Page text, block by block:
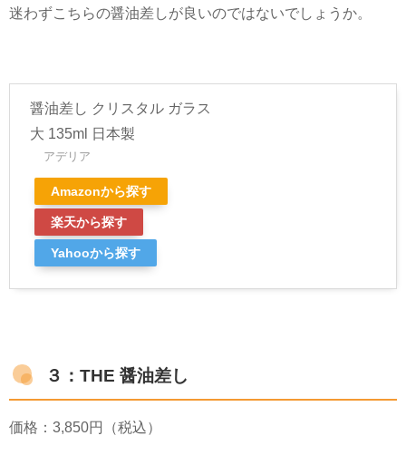
迷わずこちらの醤油差しが良いのではないでしょうか。
醤油差し クリスタル ガラス
大 135ml 日本製
アデリア
Amazonから探す
楽天から探す
Yahooから探す
３：THE 醤油差し
価格： 3,850円（税込）